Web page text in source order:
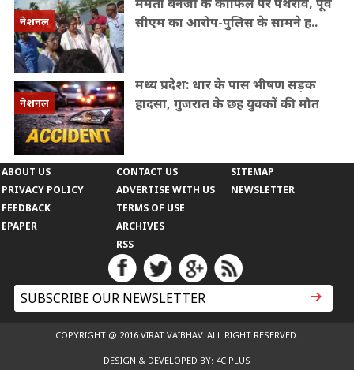
नेशनल
सीएम का आरोप-पुलिस के सामने ह..
नेशनल
मध्य प्रदेश: धार के पास भीषण सड़क
हादसा, गुजरात के छह युवकों की मौत
ABOUT US
PRIVACY POLICY
CONTACT US
ADVERTISE WITH US
SITEMAP
NEWSLETTER
FEEDBACK
EPAPER
TERMS OF USE
ARCHIVES
RSS
COPYRIGHT @ 2016 VIRAT VAIBHAV. ALL RIGHT RESERVED.
DESIGN & DEVELOPED BY: 4C PLUS